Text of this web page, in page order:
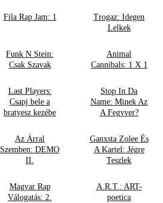
Fila Rap Jam: 1
Trogaz: Idegen
Lelkek
Funk N Stein:
Csak Szavak
Animal
Cannibals: 1 X 1
Last Players:
Csapj bele a
bratyesz kezébe
Stop In Da
Name: Minek Az
A Fegyver?
Az Árral
Szemben: DEMO
II.
Ganxsta Zolee És
A Kartel: Jégre
Teszlek
Magyar Rap
Válogatás: 2.
A.R.T.: ART-
poetica